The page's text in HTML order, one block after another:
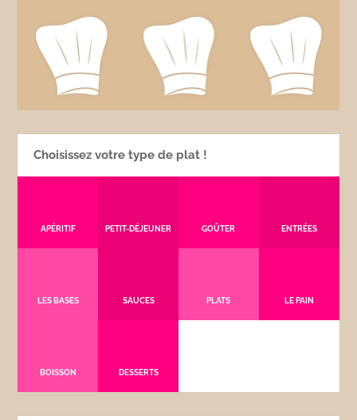
Choisissez votre type de plat !
APÉRITIF PETIT-DÉJEUNER GOÛTER ENTRÉES
LES BASES SAUCES PLATS LE PAIN
BOISSON DESSERTS